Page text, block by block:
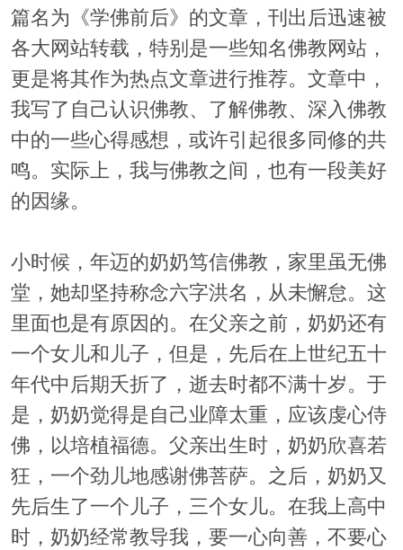
篇名为《学佛前后》的文章，刊出后迅速被
各大网站转载，特别是一些知名佛教网站，
更是将其作为热点文章进行推荐。文章中，
我写了自己认识佛教、了解佛教、深入佛教
中的一些心得感想，或许引起很多同修的共
鸣。实际上，我与佛教之间，也有一段美好
的因缘。
小时候，年迈的奶奶笃信佛教，家里虽无佛
堂，她却坚持称念六字洪名，从未懈怠。这
里面也是有原因的。在父亲之前，奶奶还有
一个女儿和儿子，但是，先后在上世纪五十
年代中后期夭折了，逝去时都不满十岁。于
是，奶奶觉得是自己业障太重，应该虔心侍
佛，以培植福德。父亲出生时，奶奶欣喜若
狂，一个劲儿地感谢佛菩萨。之后，奶奶又
先后生了一个儿子，三个女儿。在我上高中
时，奶奶经常教导我，要一心向善，不要心